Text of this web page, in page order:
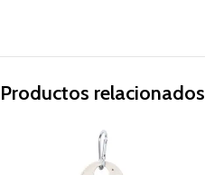
Productos relacionados